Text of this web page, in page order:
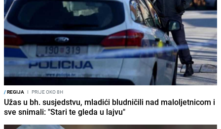
/REGIJA I PRIJE OKO 8H
Užas u bh. susjedstvu, mladići bludničili nad maloljetnicom i
sve snimali: "Stari te gleda u lajvu"